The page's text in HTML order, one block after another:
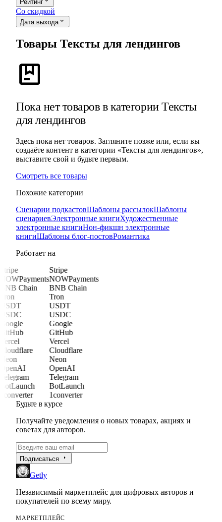
Рейтинг
Со скидкой
Дата выхода expand_more
Товары Тексты для лендингов
package
Пока нет товаров в категории Тексты
для лендингов
Здесь пока нет товаров. Загляните позже или, если вы
создаёте контент в категории «Тексты для лендингов»,
выставите свой и будьте первым.
Смотреть все товары
Похожие категории
Сценарии подкастовШаблоны рассылокШаблоны
сценариевЭлектронные книгиХудожественные
электронные книгиНон-фикшн электронные
книгиШаблоны блог-постовРомантика
Работает на
Chain
Stripe
NOWPayments
BNB Chain
Tron
USDT
USDC
Google
GitHub
Vercel
Cloudflare
Neon
OpenAI
Telegram
BotLaunch
1converter
Будьте в курсе
Получайте уведомления о новых товарах, акциях и
советах для авторов.
Подписаться arrow_right
Getly
Независимый маркетплейс для цифровых авторов и
покупателей по всему миру.
МАРКЕТПЛЕЙС